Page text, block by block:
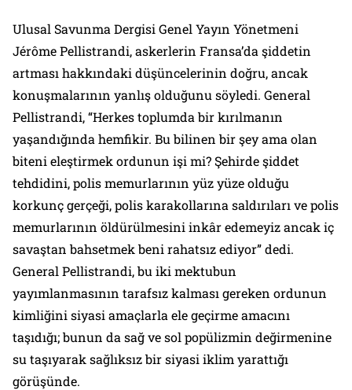
Ulusal Savunma Dergisi Genel Yayın Yönetmeni
Jérôme Pellistrandi, askerlerin Fransa’da şiddetin
artması hakkındaki düşüncelerinin doğru, ancak
konuşmalarının yanlış olduğunu söyledi. General
Pellistrandi, “Herkes toplumda bir kırılmanın
yaşandığında hemfikir. Bu bilinen bir şey ama olan
biteni eleştirmek ordunun işi mi? Şehirde şiddet
tehdidini, polis memurlarının yüz yüze olduğu
korkunç gerçeği, polis karakollarına saldırıları ve polis
memurlarının öldürülmesini inkâr edemeyiz ancak iç
savaştan bahsetmek beni rahatsız ediyor” dedi.
General Pellistrandi, bu iki mektubun
yayımlanmasının tarafsız kalması gereken ordunun
kimliğini siyasi amaçlarla ele geçirme amacını
taşıdığı; bunun da sağ ve sol popülizmin değirmenine
su taşıyarak sağlıksız bir siyasi iklim yarattığı
görüşünde.